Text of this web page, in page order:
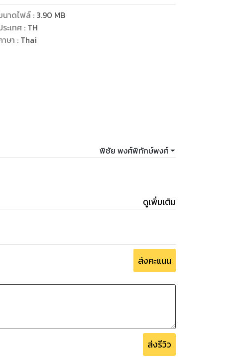
นาดไฟล์: 3.90 MB
ระเทศ : TH
าษา : Thai
พิชัย พงศ์พิทักษ์พงศ์
ดูเพิ่มเติม
ส่งคะแนน
ส่งรีวิว